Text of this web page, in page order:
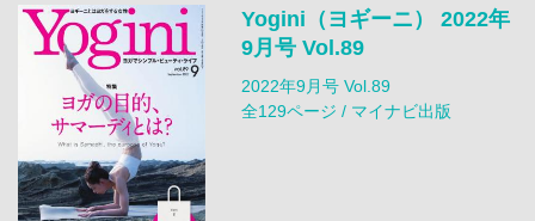
Yogini（ヨギーニ） 2022年
9月号 Vol.89
2022年9月号 Vol.89
全129ページ / マイナビ出版